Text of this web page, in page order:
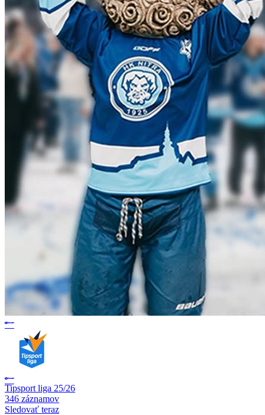
Tipsport liga 25/26
346 záznamov
Sledovať teraz